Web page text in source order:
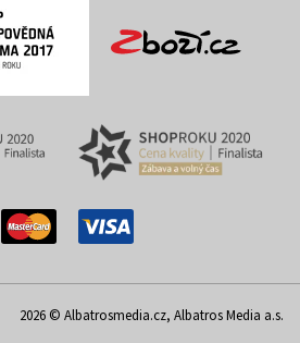
2026 © Albatrosmedia.cz, Albatros Media a.s.